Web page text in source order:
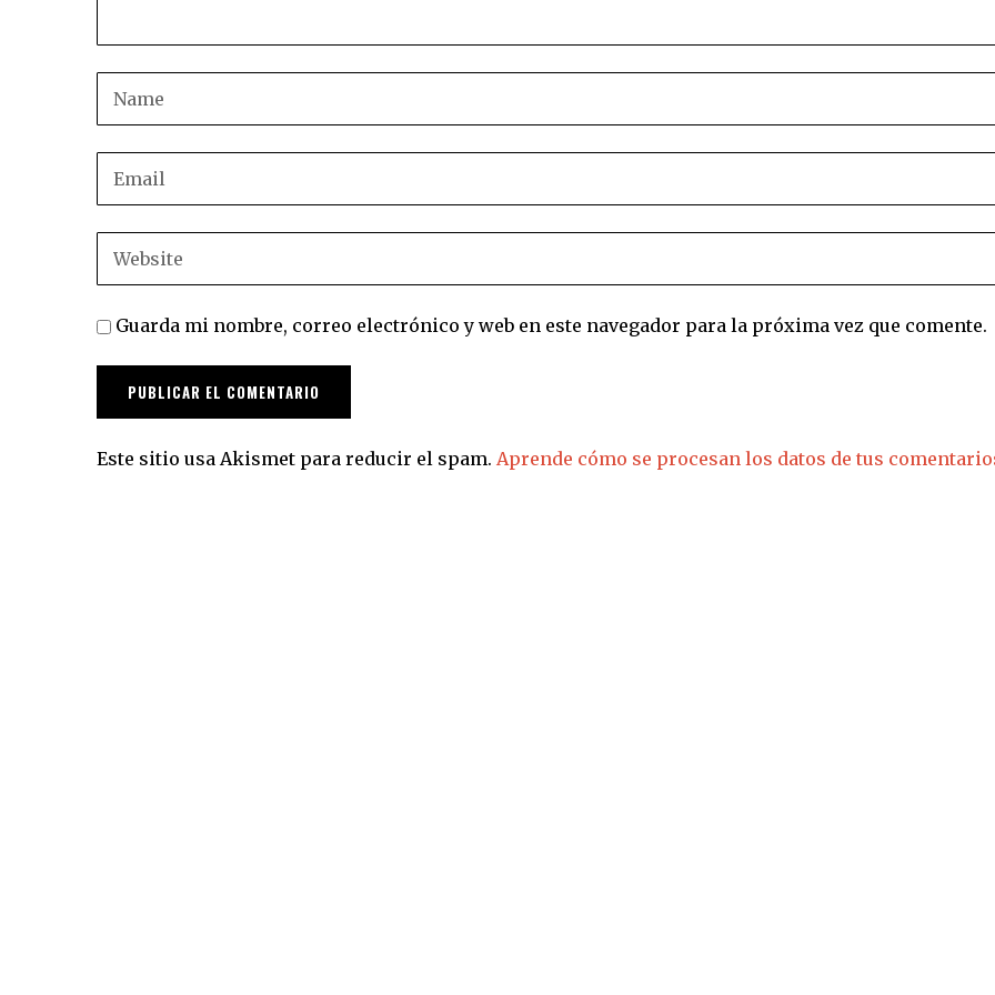
Guarda mi nombre, correo electrónico y web en este navegador para la próxima vez que comente.
Este sitio usa Akismet para reducir el spam. Aprende cómo se procesan los datos de tus